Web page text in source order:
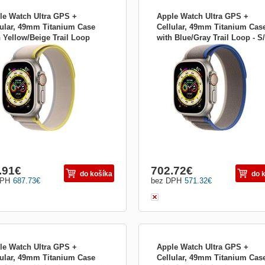
Watch Ultra GPS +
49mm Titanium Case
Yellow/Beige Trail Loop
mnhk3cs/a
Watch Ultra GPS + Cellular 49 mm;
chytré hodinky Apple Watch
nabízí stále zapnutý 1,92&quot;
displej se sklíčkem ze
krystalu . Samotné pouzdro
vyrobeno z let...
687.73€
€ do košíka
Apple Watch Ultra GPS +
Cellular, 49mm Titanium
with Blue/Gray Trail Loop - S/
mnhl3cs/a
Apple Watch Ultra GPS + Cellular 49
Sportovní chytré hodinky Apple Watch
Ultra nabízí stále zapnutý 1,92&quot;
dotykový displej se sklíčkem ze
safírového krystalu . Samotné pouzdro
pak je vyrobeno z let...
571.32€
bez DPH
702.72€ do
Watch Ultra GPS +
49mm Titanium Case
Apple Watch Ultra GPS +
Cellular, 49mm Titanium